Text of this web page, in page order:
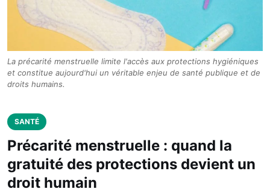
La précarité menstruelle limite l'accès aux protections hygiéniques
et constitue aujourd'hui un véritable enjeu de santé publique et de
droits humains.
SANTÉ
Précarité menstruelle : quand la
gratuité des protections devient un
droit humain